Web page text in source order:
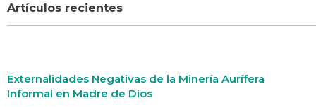
Artículos recientes
Externalidades Negativas de la Minería Aurífera
Informal en Madre de Dios